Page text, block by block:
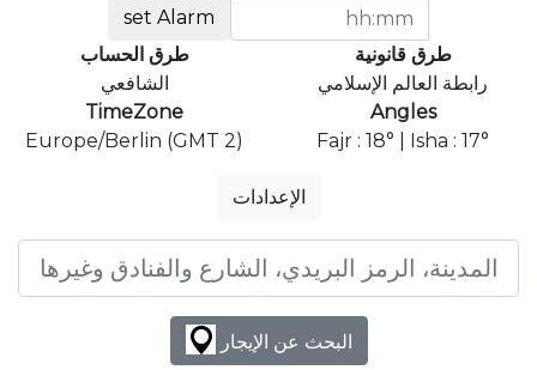
set Alarm
طرق قانونية
رابطة العالم الإسلامي
طرق الحساب
الشافعي
Angles
Fajr : 18° | Isha : 17°
TimeZone
Europe/Berlin (GMT 2)
الإعدادات
البحث عن الإيجار